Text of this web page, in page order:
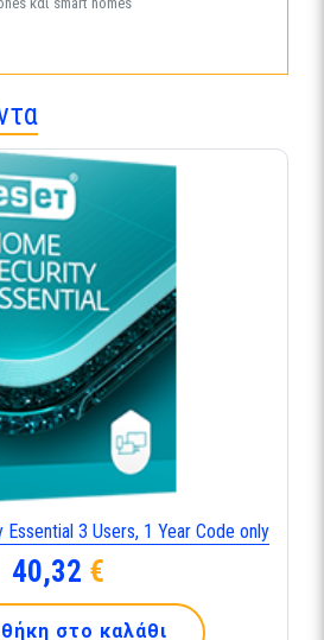
3 Users, 1 Year Code only
40,32 €
στο καλάθι